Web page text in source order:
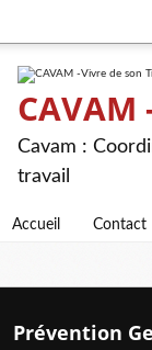
Cavam :
travail
Accueil Contact
Prévention